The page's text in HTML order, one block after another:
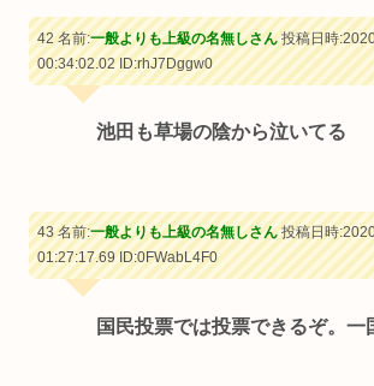
42 名前:一般よりも上級の名無しさん投稿日時
00:34:02.02ID:rhJ7Dggw0
池田も草場の陰から泣いてる
43 名前:一般よりも上級の名無しさん投稿日時
01:27:17.69ID:0FWabL4F0
国民投票では投票できるぞ。一